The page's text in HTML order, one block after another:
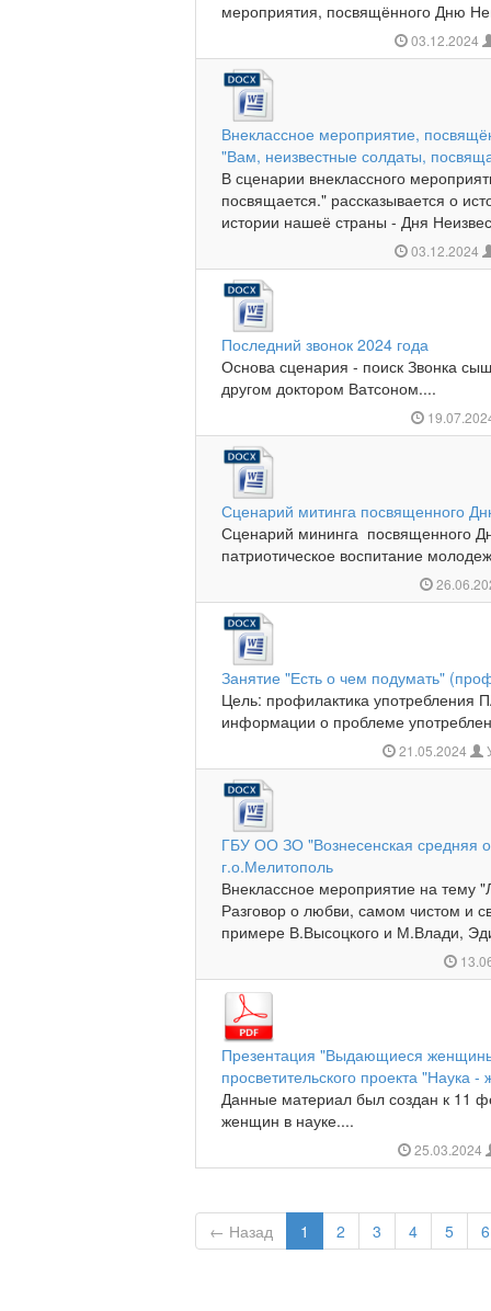
мероприятия, посвящённого Дню
03.12.2024
Внеклассное мероприятие,
"Вам, неизвестные солдаты,
В сценарии внеклассного
посвящается." рассказывается о
истории нашеё страны - Дня
03.12.2024
Последний звонок 2024 года
Основа сценария - поиск Звонка
другом доктором Ватсоном....
Сценарий митинга посвященного
Сценарий мининга посвященного
патриотическое воспитание
Занятие "Есть о чем подумать"
Цель: профилактика употребления
информации о проблеме
21.05.2024
ГБУ ОО ЗО "Вознесенская средняя
г.о.Мелитополь
Внеклассное мероприятие на тему
Разговор о любви, самом чистом и
примере В.Высоцкого и М.Влади,
Презентация "Выдающиеся
просветительского проекта "Наука -
Данные материал был создан к 11
женщин в науке....
25.03.2024
← Назад 1 2 3 4 5 6